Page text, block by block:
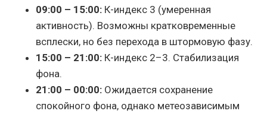
09:00 – 15:00: К-индекс 3 (умеренная
активность). Возможны кратковременные
всплески, но без перехода в штормовую фазу.
15:00 – 21:00: К-индекс 2–3. Стабилизация
фона.
21:00 – 00:00: Ожидается сохранение
спокойного фона, однако метеозависимым